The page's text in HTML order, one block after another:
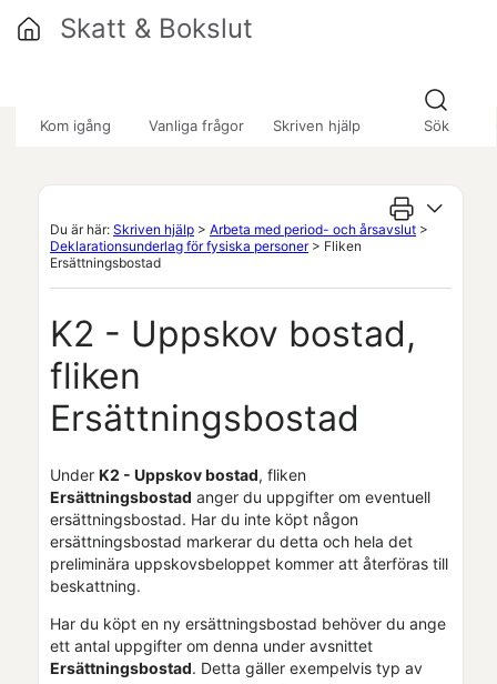
Kom igång Vanliga frågor Skriven hjälp Sök
Skatt & Bokslut
Du är här: Skriven hjälp > Arbeta med period- och årsavslut >
Deklarationsunderlag för fysiska personer> Fliken
Ersättningsbostad
K2 - Uppskov bostad,
fliken
Ersättningsbostad
Under K2 - Uppskov bostad, fliken
Ersättningsbostad anger du uppgifter om eventuell
ersättningsbostad. Har du inte köpt någon
ersättningsbostad markerar du detta och hela det
preliminära uppskovsbeloppet kommer att återföras till
beskattning.
Har du köpt en ny ersättningsbostad behöver du ange
ett antal uppgifter om denna under avsnittet
Ersättningsbostad. Detta gäller exempelvis typ av